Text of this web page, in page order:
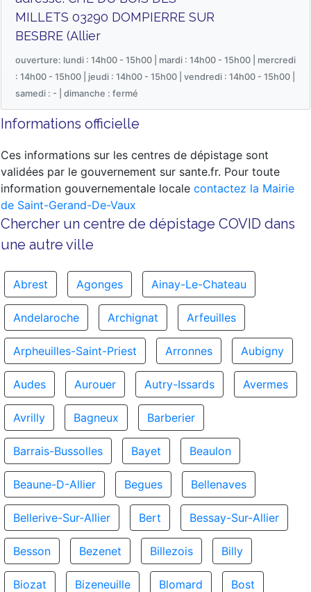
MILLETS 03290 DOMPIERRE SUR
BESBRE (Allier
ouverture: lundi : 14h00 - 15h00 | mardi : 14h00 - 15h00 | mercredi
: 14h00 - 15h00 | jeudi : 14h00 - 15h00 | vendredi : 14h00 - 15h00 |
samedi : - | dimanche : fermé
Informations officielle
Ces informations sur les centres de dépistage sont
validées par le gouvernement sur sante.fr. Pour toute
information gouvernementale locale contactez la Mairie
de Saint-Gerand-De-Vaux
Chercher un centre de dépistage COVID dans
une autre ville
Abrest Agonges Ainay-Le-Chateau
Andelaroche Archignat Arfeuilles
Arpheuilles-Saint-Priest Arronnes Aubigny
Audes Aurouer Autry-Issards Avermes
Avrilly Bagneux Barberier
Barrais-Bussolles Bayet Beaulon
Beaune-D-Allier Begues Bellenaves
Bellerive-Sur-Allier Bert Bessay-Sur-Allier
Besson Bezenet Billezois Billy
Biozat Bizeneuille Blomard Bost